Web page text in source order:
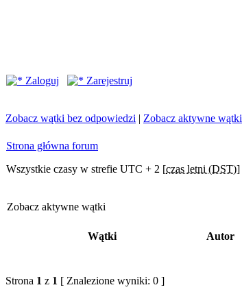
Zaloguj
Zarejestruj
Zobacz wątki bez odpowiedzi | Zobacz aktywne wątki
Strona główna forum
Wszystkie czasy w strefie UTC + 2 [czas letni (DST)]
Zobacz aktywne wątki
Wątki Autor
Strona 1 z 1 [ Znalezione wyniki: 0 ]